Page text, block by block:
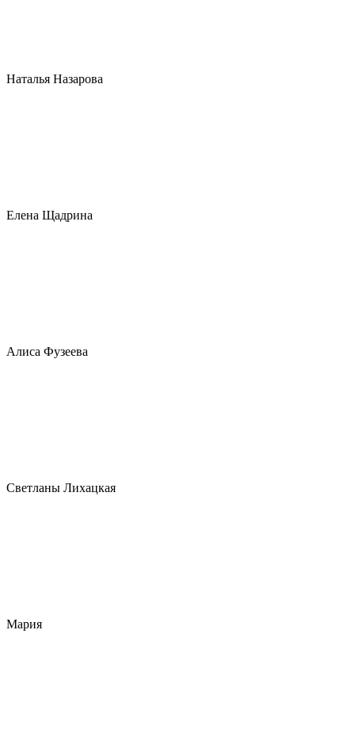
Наталья Назарова
Елена Щадрина
Алиса Фузеева
Светланы Лихацкая
Мария